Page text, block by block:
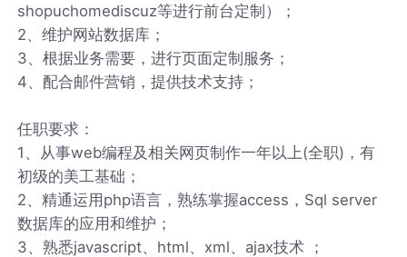
shopuchomediscuz等进行前台定制）；
2、维护网站数据库；
3、根据业务需要，进行页面定制服务；
4、配合邮件营销，提供技术支持；
任职要求：
1、从事web编程及相关网页制作一年以上(全职)，有
初级的美工基础；
2、精通运用php语言，熟练掌握access，Sql server
数据库的应用和维护；
3、熟悉javascript、html、xml、ajax技术 ；